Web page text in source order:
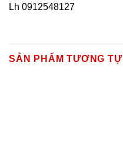
Lh 0912548127
SẢN PHẨM TƯƠNG TỰ